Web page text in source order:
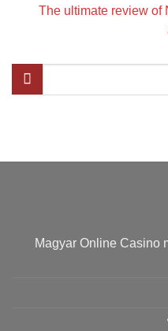
The ultimate review of
Magyar Online Casino